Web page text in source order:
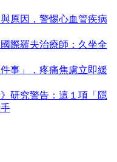
原因，警惕心血管疾病
際羅夫治療師：久坐全
事」，疼痛焦慮立即緩
研究警告：這１項「隱